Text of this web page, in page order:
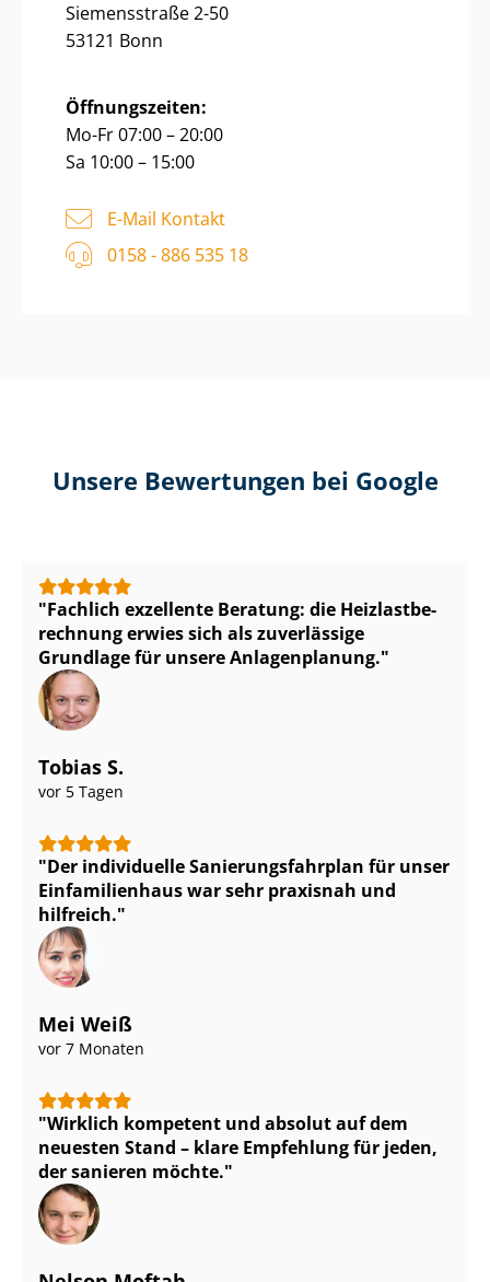
Siemensstraße 2-50
53121 Bonn
Öffnungszeiten:
Mo-Fr 07:00 – 20:00
Sa 10:00 – 15:00
E-Mail Kontakt
0158 - 886 535 18
Unsere Bewertungen bei Google
Fachlich exzellente Beratung: die Heiz­last­be­
rech­nung erwies sich als zuverlässige
Grundlage für unsere Anlagenplanung.
Tobias S.
vor 5 Tagen
Der individuelle Sa­nie­rungs­fahr­plan für unser
Einfamilienhaus war sehr praxisnah und
hilfreich.
Mei Weiß
vor 7 Monaten
Wirklich kompetent und absolut auf dem
neuesten Stand – klare Empfehlung für jeden,
der sanieren möchte.